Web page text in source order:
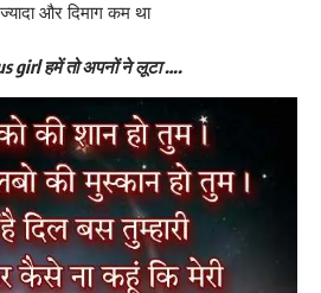
और दिमाग कम था
girl हमें तो अपनों ने लूटा ….